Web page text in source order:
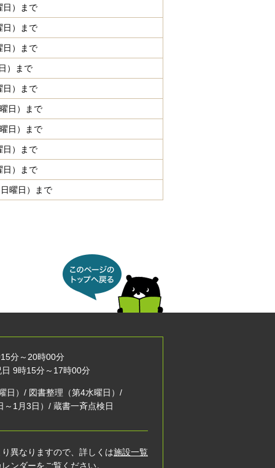
日）まで
日）まで
日）まで
）まで
日）まで
日）まで
日）まで
日）まで
日）まで
曜日）まで
このページのトップへ戻
る
分～20時00分
9時15分～17時00分
日）/ 図書整理（第4水曜日）/
～1月3日）/ 蔵書一斉点検日
異なりますので、詳しくは施設一覧
ンダーをご覧ください。